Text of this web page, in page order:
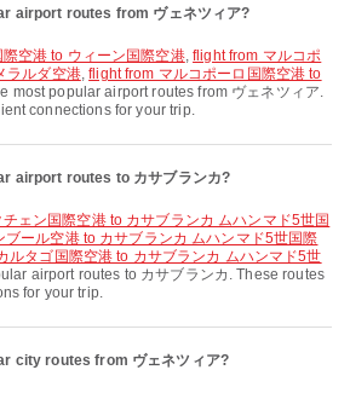
airport routes from ヴェネツィア?
空港 to ウィーン国際空港,flight from マルコポ
ラルダ空港,flight from マルコポーロ国際空港 to
most popular airport routes from ヴェネツィア.
connections for your trip.
airport routes to カサブランカ?
ール空港 to カサブランカ ムハンマド5世国際
ルタゴ国際空港 to カサブランカ ムハンマド5世
airport routes to カサブランカ. These routes
for your trip.
city routes from ヴェネツィア?